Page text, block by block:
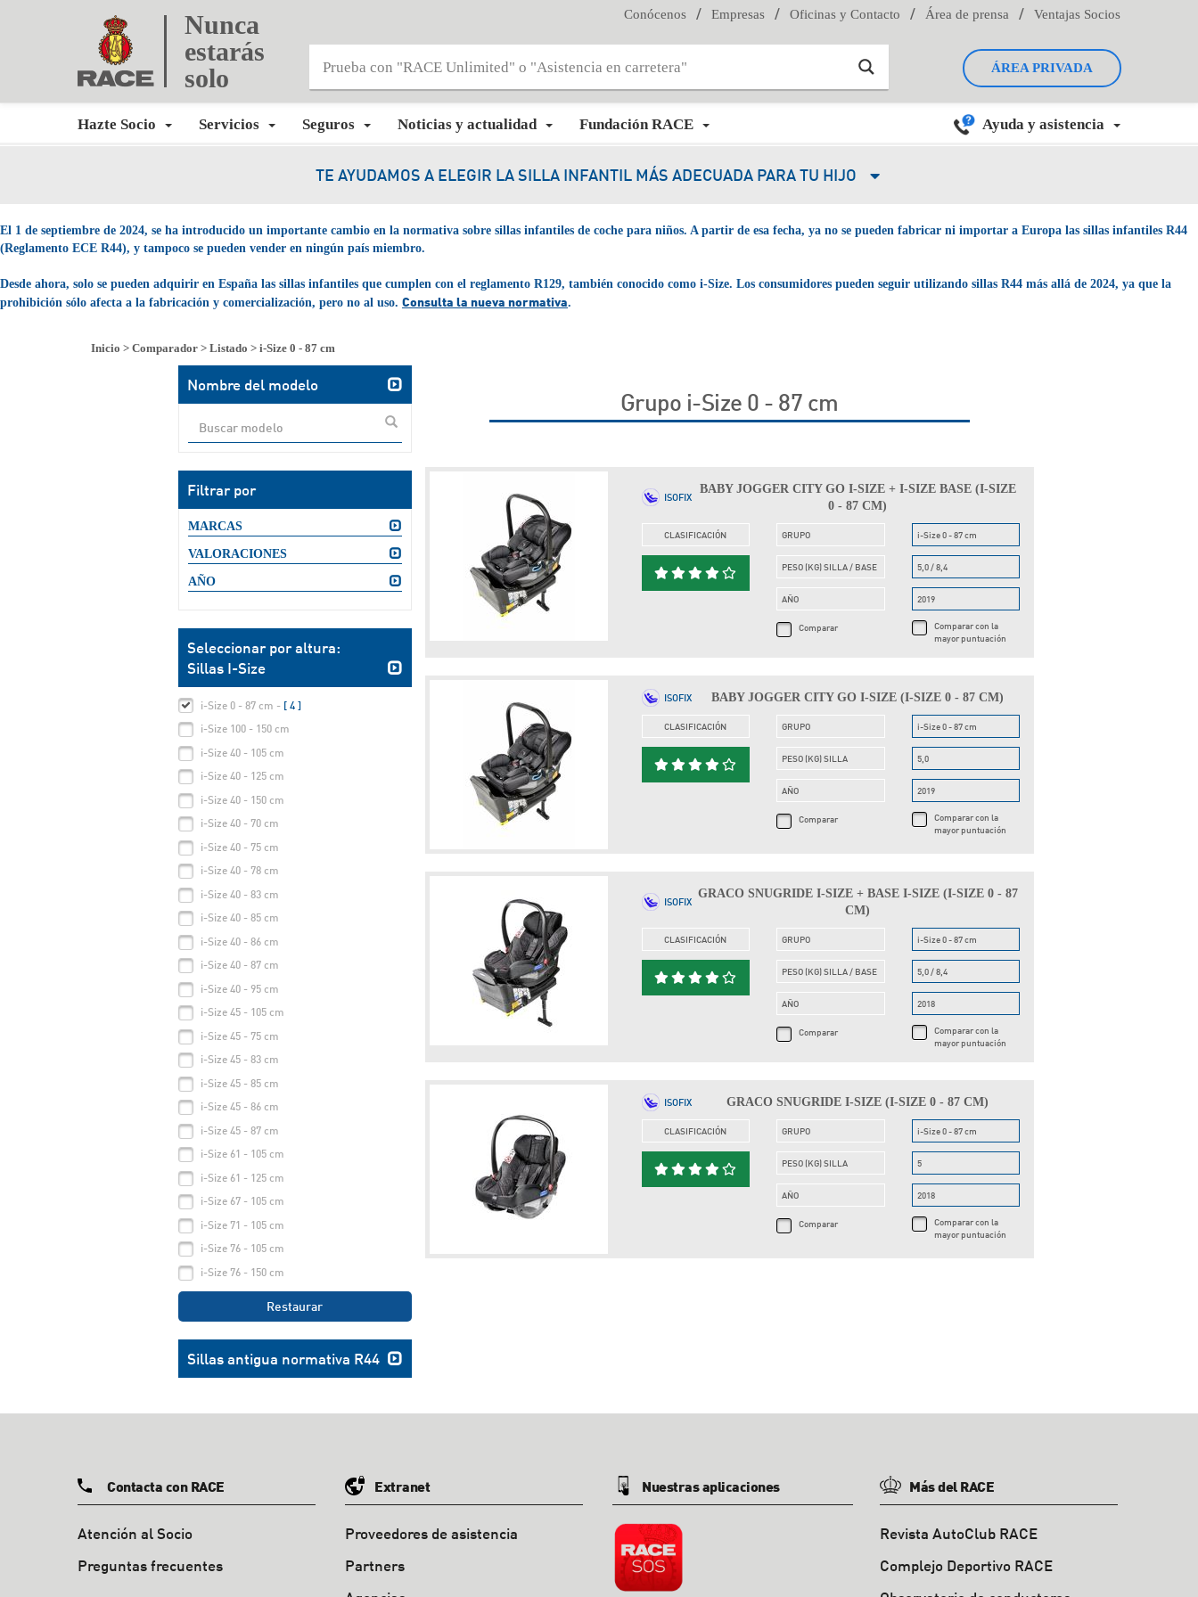
Conócenos / Empresas / Oficinas y Contacto / Área de prensa / Ventajas Socios
Nunca
estarás
solo
ÁREA PRIVADA
Hazte Socio Servicios Seguros Noticias y actualidad Fundación RACE Ayuda y asistencia
TE AYUDAMOS A ELEGIR LA SILLA INFANTIL MÁS ADECUADA PARA TU HIJO
El 1 de septiembre de 2024, se ha introducido un importante cambio en la normativa sobre sillas infantiles de coche para niños. A partir de esa fecha, ya no se pueden fabricar ni importar a Europa las sillas infantiles R44
(Reglamento ECE R44), y tampoco se pueden vender en ningún país miembro.
Desde ahora, solo se pueden adquirir en España las sillas infantiles que cumplen con el reglamento R129, también conocido como i-Size. Los consumidores pueden seguir utilizando sillas R44 más allá de 2024, ya que la
prohibición sólo afecta a la fabricación y comercialización, pero no al uso. Consulta la nueva normativa.
Inicio > Comparador > Listado > i-Size 0 - 87 cm
Nombre del modelo
Filtrar por
MARCAS
VALORACIONES
AÑO
Seleccionar por altura:
Sillas I-Size
i-Size 0 - 87 cm - [ 4 ]
i-Size 100 - 150 cm
i-Size 40 - 105 cm
i-Size 40 - 125 cm
i-Size 40 - 150 cm
i-Size 40 - 70 cm
i-Size 40 - 75 cm
i-Size 40 - 78 cm
i-Size 40 - 83 cm
i-Size 40 - 85 cm
i-Size 40 - 86 cm
i-Size 40 - 87 cm
i-Size 40 - 95 cm
i-Size 45 - 105 cm
i-Size 45 - 75 cm
i-Size 45 - 83 cm
i-Size 45 - 85 cm
i-Size 45 - 86 cm
i-Size 45 - 87 cm
i-Size 61 - 105 cm
i-Size 61 - 125 cm
i-Size 67 - 105 cm
i-Size 71 - 105 cm
i-Size 76 - 105 cm
i-Size 76 - 150 cm
Restaurar
Sillas antigua normativa R44
Grupo i-Size 0 - 87 cm
BABY JOGGER CITY GO I-SIZE + I-SIZE BASE (I-SIZE
0 - 87 CM)
ISOFIX
CLASIFICACIÓN GRUPO
PESO (KG) SILLA / BASE
AÑO
Comparar
i-Size 0 - 87 cm
5,0 / 8,4
2019
Comparar con la
mayor puntuación
BABY JOGGER CITY GO I-SIZE (I-SIZE 0 - 87 CM)
ISOFIX
CLASIFICACIÓN GRUPO
PESO (KG) SILLA
AÑO
Comparar
i-Size 0 - 87 cm
5,0
2019
Comparar con la
mayor puntuación
GRACO SNUGRIDE I-SIZE + BASE I-SIZE (I-SIZE 0 - 87
CM)
ISOFIX
CLASIFICACIÓN GRUPO
PESO (KG) SILLA / BASE
AÑO
Comparar
i-Size 0 - 87 cm
5,0 / 8,4
2018
Comparar con la
mayor puntuación
GRACO SNUGRIDE I-SIZE (I-SIZE 0 - 87 CM)
ISOFIX
CLASIFICACIÓN GRUPO
PESO (KG) SILLA
AÑO
Comparar
i-Size 0 - 87 cm
5
2018
Comparar con la
mayor puntuación
Contacta con RACE
Atención al Socio
Preguntas frecuentes
Extranet
Proveedores de asistencia
Partners
Nuestras aplicaciones Más del RACE
Revista AutoClub RACE
Complejo Deportivo RACE